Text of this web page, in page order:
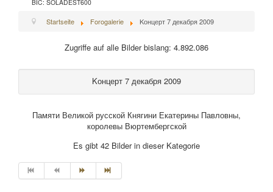
BIC: SOLADEST600
Startseite Forogalerie Kонцерт 7 декабря 2009
Zugriffe auf alle Bilder bislang: 4.892.086
Kонцерт 7 декабря 2009
Памяти Великой русской Княгини Екатерины Павловны,
королевы Вюртембергской
Es gibt 42 Bilder in dieser Kategorie